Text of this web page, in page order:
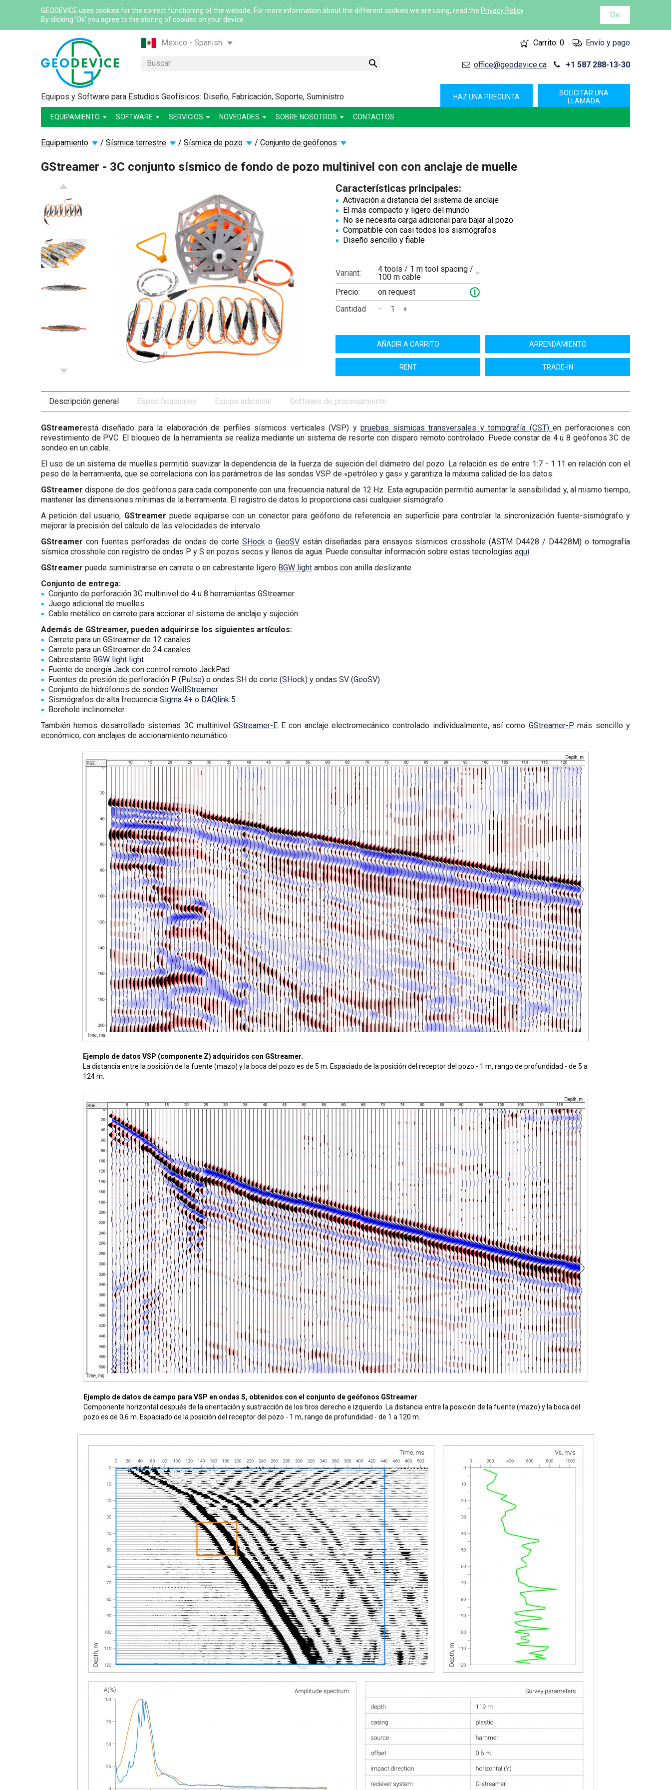
GEODEVICE uses cookies for the correct functioning of the website. For more information about the different cookies we are using, read the Privacy Policy.
By clicking 'Ok' you agree to the storing of cookies on your device.
Ок
Mexico - Spanish
International - English
France - French
Canada - English
USA - English
Carrito: 0 Envío y pago
Buscar office@geodevice.ca +1 587 288-13-30
Equipos y Software para Estudios Geofísicos: Diseño, Fabricación, Soporte, Suministro
SOLICITAR UNA
LLAMADA
HAZ UNA PREGUNTA
EQUIPAMIENTO SOFTWARE SERVICIOS NOVEDADES SOBRE NOSOTROS CONTACTOS
Equipamiento / Sísmica terrestre / Sísmica de pozo / Conjunto de geófonos
GStreamer - 3C conjunto sísmico de fondo de pozo multinivel con con anclaje de muelle
Características principales:
Activación a distancia del sistema de anclaje
El más compacto y ligero del mundo
No se necesita carga adicional para bajar al pozo
Compatible con casi todos los sismógrafos
Diseño sencillo y fiable
Variant:
4 tools / 1 m tool spacing /
100 m cable
Precio:
on request
i
Cantidad
– +
AÑADIR A CARRITO ARRENDAMIENTO
RENT TRADE-IN
Descripción general Especificaciones Equipo adicional Software de procesamiento
GStreamerestá diseñado para la elaboración de perfiles sísmicos verticales (VSP) ypruebas sísmicas transversales y tomografía (CST)en perforaciones con
revestimiento de PVC. El bloqueo de la herramienta se realiza mediante un sistema de resorte con disparo remoto controlado. Puede constar de 4 u 8 geófonos 3C de
sondeo en un cable.
El uso de un sistema de muelles permitió suavizar la dependencia de la fuerza de sujeción del diámetro del pozo. La relación es de entre 1:7 - 1:11 en relación con el
peso de la herramienta, que se correlaciona con los parámetros de las sondas VSP de «petróleo y gas» y garantiza la máxima calidad de los datos.
GStreamer dispone de dos geófonos para cada componente con una frecuencia natural de 12 Hz. Esta agrupación permitió aumentar la sensibilidad y, al mismo tiempo,
mantener las dimensiones mínimas de la herramienta. El registro de datos lo proporciona casi cualquier sismógrafo.
A petición del usuario, GStreamer puede equiparse con un conector para geófono de referencia en superficie para controlar la sincronización fuente-sismógrafo y
mejorar la precisión del cálculo de las velocidades de intervalo.
GStreamer con fuentes perforadas de ondas de corte SHock o GeoSV están diseñadas para ensayos sísmicos crosshole (ASTM D4428 / D4428M) o tomografía
sísmica crosshole con registro de ondas P y S en pozos secos y llenos de agua. Puede consultar información sobre estas tecnologías aquí.
GStreamer puede suministrarse en carrete o en cabrestante ligero BGW light ambos con anilla deslizante
Conjunto de entrega:
Conjunto de perforación 3C multinivel de 4 u 8 herramientas GStreamer
Juego adicional de muelles
Cable metálico en carrete para accionar el sistema de anclaje y sujeción
Además de GStreamer, pueden adquirirse los siguientes artículos:
Carrete para un GStreamer de 12 canales
Carrete para un GStreamer de 24 canales
Cabrestante BGW light light
Fuente de energía Jack con control remoto JackPad
Fuentes de presión de perforación P (Pulse) o ondas SH de corte (SHock) y ondas SV (GeoSV)
Conjunto de hidrófonos de sondeo WellStreamer
Sismógrafos de alta frecuencia Sigma 4+ o DAQlink 5
Borehole inclinometer
También hemos desarrollado sistemas 3C multinivelGStreamer-E E con anclaje electromecánico controlado individualmente, así como GStreamer-P más sencillo y
económico, con anclajes de accionamiento neumático.
Ejemplo de datos VSP (componente Z) adquiridos con GStreamer.
La distancia entre la posición de la fuente (mazo) y la boca del pozo es de 5 m. Espaciado de la posición del receptor del pozo - 1 m, rango de profundidad - de 5 a
124 m.
Ejemplo de datos de campo para VSP en ondas S, obtenidos con el conjunto de geófonos GStreamer
Componente horizontal después de la orientación y sustracción de los tiros derecho e izquierdo. La distancia entre la posición de la fuente (mazo) y la boca del
pozo es de 0,6 m. Espaciado de la posición del receptor del pozo - 1 m, rango de profundidad - de 1 a 120 m.